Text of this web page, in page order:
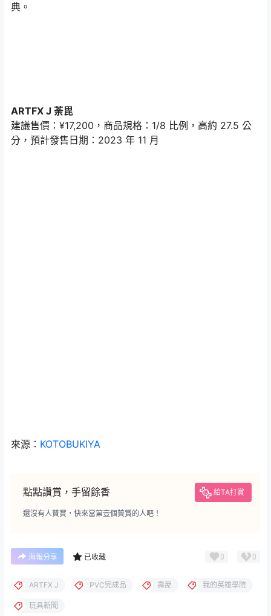
典。
ARTFX J 荼毘
建議售價：¥17,200，商品規格：1/8 比例，高約 27.5 公
分，預計發售日期：2023 年 11 月
來源： KOTOBUKIYA
點點讚賞，手留餘香 給TA打賞
還沒有人贊賞，快來當第壹個贊賞的人吧！
海報分享 已收藏 0 0
ARTFX J PVC完成品 壽屋 我的英雄學院
玩具新聞